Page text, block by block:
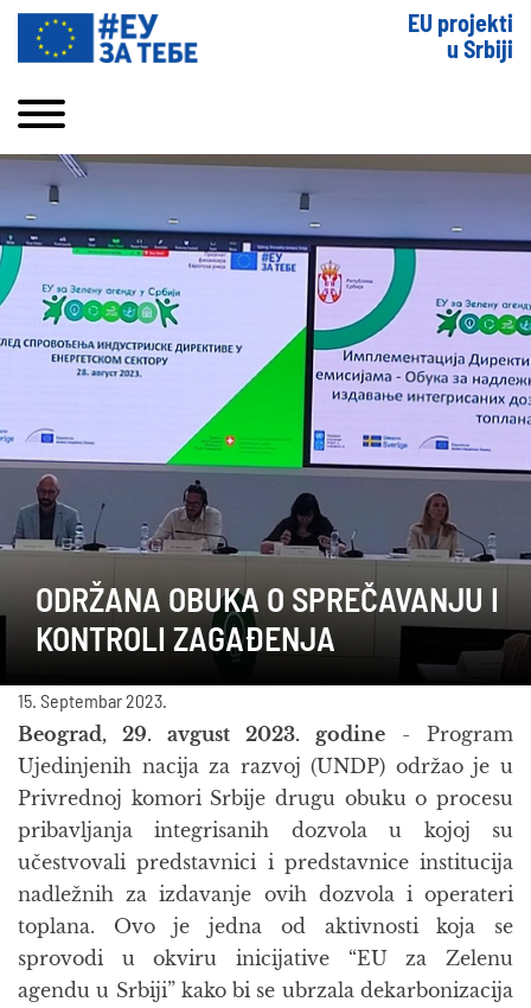
EU projekti
u Srbiji
ODRŽANA OBUKA O SPREČAVANJU I
KONTROLI ZAGAĐENJA
15. Septembar 2023.
Beograd, 29. avgust 2023. godine - Program
Ujedinjenih nacija za razvoj (UNDP) održao je u
Privrednoj komori Srbije drugu obuku o procesu
pribavljanja integrisanih dozvola u kojoj su
učestvovali predstavnici i predstavnice institucija
nadležnih za izdavanje ovih dozvola i operateri
toplana. Ovo je jedna od aktivnosti koja se
sprovodi u okviru inicijative “EU za Zelenu
agendu u Srbiji” kako bi se ubrzala dekarbonizacija